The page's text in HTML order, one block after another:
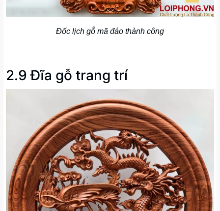
Đốc lịch gỗ mã đáo thành công
2.9 Đĩa gỗ trang trí